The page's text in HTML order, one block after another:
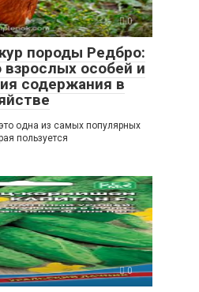
0
породы Редбро:
особей и
содержания в
одна из самых популярных
пользуется
0